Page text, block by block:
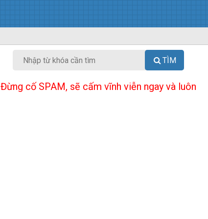
TÌM
Đừng cố SPAM, sẽ cấm vĩnh viễn ngay và luôn